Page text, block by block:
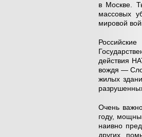
в Москве.
массовых
мировой
действия
вождя —
жилых
Очень
году,
наивно
других